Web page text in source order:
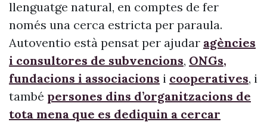
llenguatge natural, en comptes de fer
només una cerca estricta per paraula.
Autoventio està pensat per ajudar agències
i consultores de subvencions, ONGs,
fundacions i associacions i cooperatives, i
també persones dins d’organitzacions de
tota mena que es dediquin a cercar